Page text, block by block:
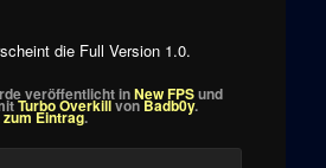
die Full Version 1.0.
veröffentlicht inNew FPSund
Turbo OverkillvonBadb0y.
Eintrag.